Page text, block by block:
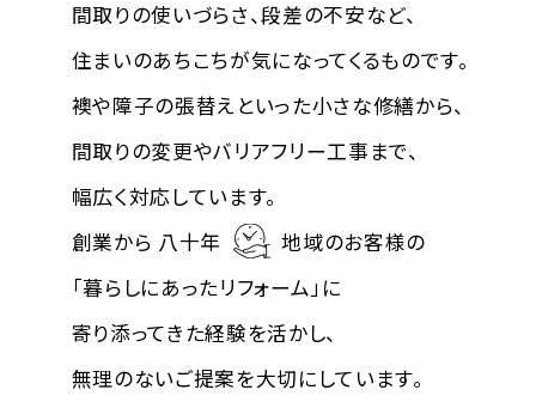
間取りの使いづらさ、段差の不安など、
住まいのあちこちが気になってくるものです。
襖や障子の張替えといった小さな修繕から、
間取りの変更やバリアフリー工事まで、
幅広く対応しています。
創業から 八十年
地域のお客様の
「暮らしにあったリフォーム」に
寄り添ってきた経験を活かし、
無理のないご提案を大切にしています。